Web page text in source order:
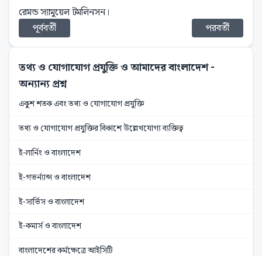
রেমন্ড স্যামুয়েল টমলিনসন।
পূর্ববর্তী
পরবর্তী
তথ্য ও যোগাযোগ প্রযুক্তি ও আমাদের বাংলাদেশ-
অন্যান্য প্রশ্ন
একুশ শতক এবং তথ্য ও যোগাযোগ প্রযুক্তি
তথ্য ও যোগাযোগ প্রযুক্তির বিকাশে উল্লেখযোগ্য ব্যক্তিত্ব
ই-লার্নিং ও বাংলাদেশ
ই-গভর্ন্যান্স ও বাংলাদেশ
ই-সার্ভিস ও বাংলাদেশ
ই-কমার্স ও বাংলাদেশ
বাংলাদেশের কর্মক্ষেত্রে আইসিটি